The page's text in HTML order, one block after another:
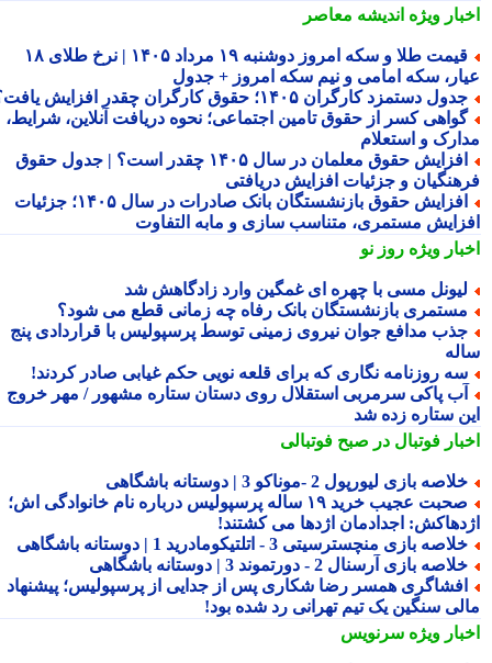
ویژهاندیشه معاصر
قیمت طلا و سکه امروز دوشنبه ۱۹ مرداد ۱۴۰۵ | نرخ طلای ۱۸
سکه امامی و نیم سکه امروز + جدول
دستمزد کارگران ۱۴۰۵؛ حقوق کارگران چقدر افزایش یافت؟
کسر از حقوق تامین اجتماعی؛ نحوه دریافت آنلاین، شرایط،
و استعلام
افزایش حقوق معلمان در سال ۱۴۰۵ چقدر است؟ | جدول حقوق
و جزئیات افزایش دریافتی
افزایش حقوق بازنشستگان بانک صادرات در سال ۱۴۰۵؛ جزئیات
مستمری، متناسب سازی و مابه التفاوت
ویژهروز نو
مسی با چهره ای غمگین وارد زادگاهش شد
بازنشستگان بانک رفاه چه زمانی قطع می شود؟
مدافع جوان نیروی زمینی توسط پرسپولیس با قراردادی پنج
روزنامه نگاری که برای قلعه نویی حکم غیابی صادر کردند!
پاکی سرمربی استقلال روی دستان ستاره مشهور / مهر خروج
ستاره زده شد
فوتبال در صبح فوتبالی
بازی لیورپول 2 -موناکو 3 | دوستانه باشگاهی
صحبت عجیب خرید ۱۹ ساله پرسپولیس درباره نام خانوادگی اش؛
اجدادمان اژدها می کشتند!
بازی منچسترسیتی 3 - اتلتیکومادرید 1 | دوستانه باشگاهی
بازی آرسنال 2 - دورتموند 3 | دوستانه باشگاهی
همسر رضا شکاری پس از جدایی از پرسپولیس؛ پیشنهاد
سنگین یک تیم تهرانی رد شده بود!
ویژهسرنویس